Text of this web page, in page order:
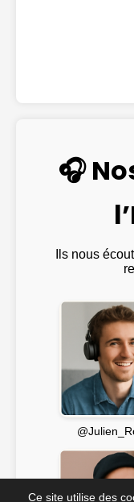
🎧
Ils nous
Ce site utilise des